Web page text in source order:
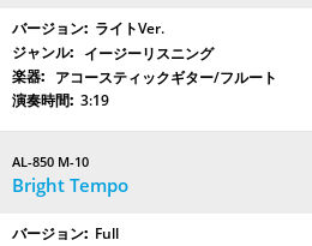
ライトVer.
イージーリスニング
アコースティックギター/フルート
3:19
AL-850 M-10
Bright Tempo
Full